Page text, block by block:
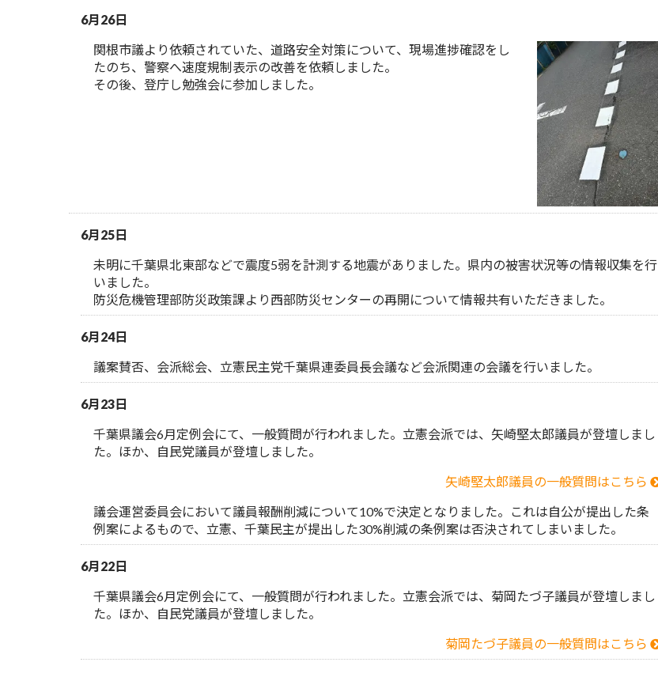
6月26日
関根市議より依頼されていた、道路安全対策について、現場進捗確認をし
たのち、警察へ速度規制表示の改善を依頼しました。
その後、登庁し勉強会に参加しました。
6月25日
未明に千葉県北東部などで震度5弱を計測する地震がありました。県内の被害状況等の情報収集を行
いました。
防災危機管理部防災政策課より西部防災センターの再開について情報共有いただきました。
6月24日
議案賛否、会派総会、立憲民主党千葉県連委員長会議など会派関連の会議を行いました。
6月23日
千葉県議会6月定例会にて、一般質問が行われました。立憲会派では、矢崎堅太郎議員が登壇しまし
た。ほか、自民党議員が登壇しました。
矢崎堅太郎議員の一般質問はこちら
議会運営委員会において議員報酬削減について10%で決定となりました。これは自公が提出した条
例案によるもので、立憲、千葉民主が提出した30%削減の条例案は否決されてしまいました。
6月22日
千葉県議会6月定例会にて、一般質問が行われました。立憲会派では、菊岡たづ子議員が登壇しまし
た。ほか、自民党議員が登壇しました。
菊岡たづ子議員の一般質問はこちら